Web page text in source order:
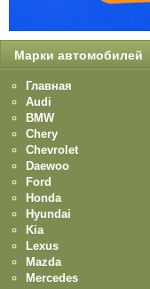
Марки автомобилей
Главная
Audi
BMW
Chery
Chevrolet
Daewoo
Ford
Honda
Hyundai
Kia
Lexus
Mazda
Mercedes